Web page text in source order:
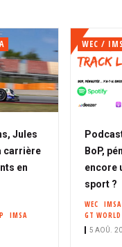
Jules
carrière
en
IMSA
WEC /
BoP,
encore
sport ?
WEC
IMSA
GT WORLD
5 AOÛ.